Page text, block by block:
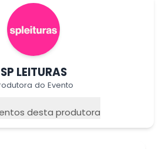
SP LEITURAS
do Evento
desta produtora